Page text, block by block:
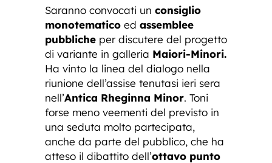
Saranno convocati un consiglio
monotematico ed assemblee
pubbliche per discutere del progetto
di variante in galleria Maiori-Minori.
Ha vinto la linea del dialogo nella
riunione dell’assise tenutasi ieri sera
nell’Antica Rheginna Minor. Toni
forse meno veementi del previsto in
una seduta molto partecipata,
anche da parte del pubblico, che ha
atteso il dibattito dell’ottavo punto